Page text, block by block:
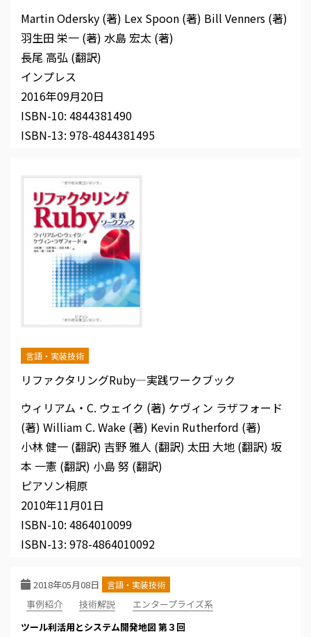
Martin Odersky (著) Lex Spoon (著) Bill Venners (著)
羽生田 栄一 (著) 水島 宏太 (著)
長尾 高弘 (翻訳)
インプレス
2016年09月20日
ISBN-10: 4844381490
ISBN-13: 978-4844381495
言語・実装技術
リファクタリングRuby―実践ワークブック
ウィリアム・C. ウェイク (著) ケヴィン ラザフォード
(著) William C. Wake (著) Kevin Rutherford (著)
小林 健一 (翻訳) 吉野 雅人 (翻訳) 太田 大地 (翻訳) 坂
本 一憲 (翻訳) 小島 努 (翻訳)
ピアソン桐原
2010年11月01日
ISBN-10: 4864010099
ISBN-13: 978-4864010092
2018年05月08日 言語・実装技術
事例紹介 技術解説
エンタープライズ系
ツール利活用とシステム開発地図 第３回